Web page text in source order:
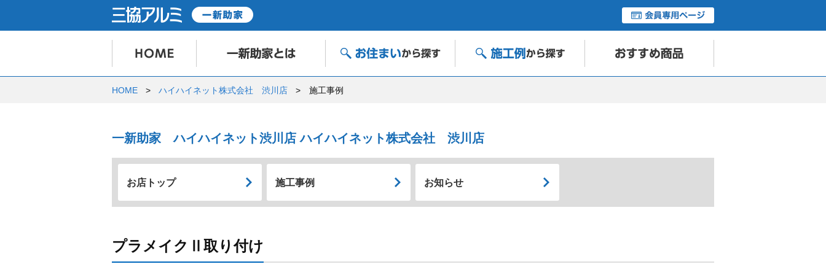
HOME ハイハイネット株式会社 渋川店 施工事例
一新助家 ハイハイネット渋川店 ハイハイネット株式会社 渋川店
お店トップ 施工事例 お知らせ
プラメイクⅡ取り付け